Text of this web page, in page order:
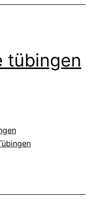
tübingen